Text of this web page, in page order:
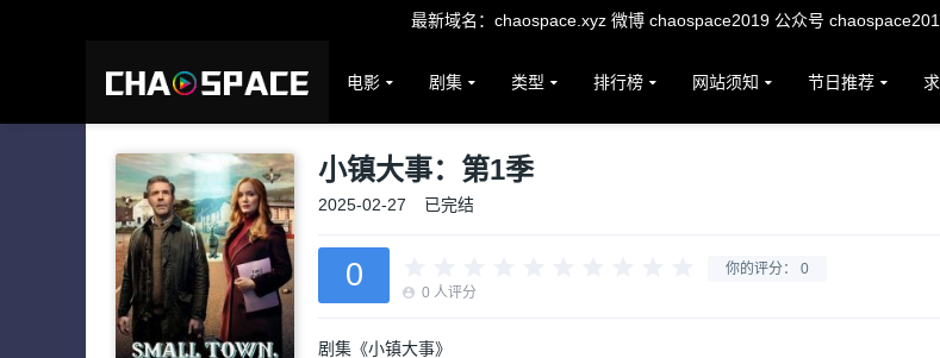
最新域名：chaospace.xyz 微博 chaospace2019 公众号
电影 剧集 类型 排行榜 网站须知 节日推荐
小镇大事：第1季
2025-02-27 已完结
你的评分： 0
0 0 人评分
剧集《小镇大事》